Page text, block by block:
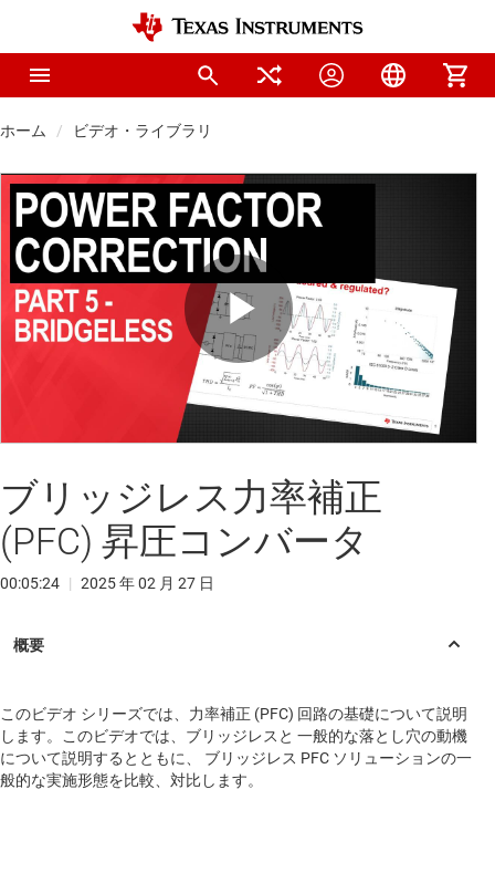
ホーム ビデオ・ライブラリ
Play
Video
ブリッジレス力率補正
(PFC) 昇圧コンバータ
00:05:24 | 2025 年 02 月 27 日
このビデオ シリーズでは、力率補正 (PFC) 回路の基礎について説明
します。このビデオでは、ブリッジレスと 一般的な落とし穴の動機
について説明するとともに、 ブリッジレス PFC ソリューションの一
般的な実施形態を比較、対比します。